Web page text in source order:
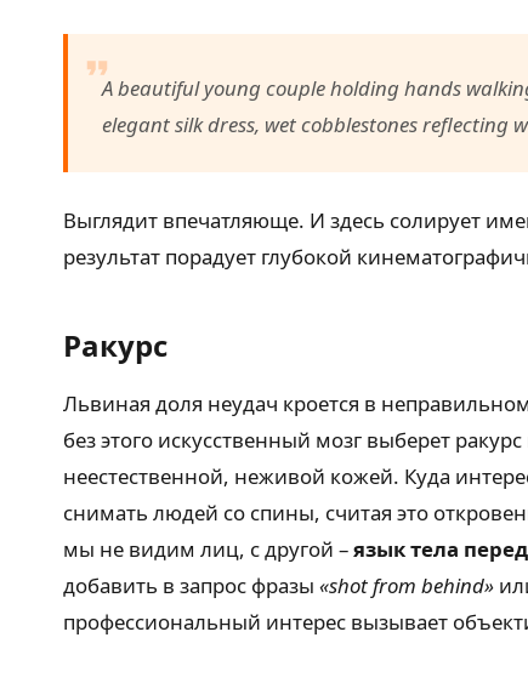
A beautiful young couple holding hands
elegant silk dress, wet cobblestones
Выглядит впечатляюще. И здесь солирует
результат порадует глубокой
Ракурс
Львиная доля неудач кроется в
без этого искусственный мозг выберет
неестественной, неживой кожей. Куда
снимать людей со спины, считая это
мы не видим лиц, с другой –язык тела
добавить в запрос фразы «shot from behind»
профессиональный интерес вызывает